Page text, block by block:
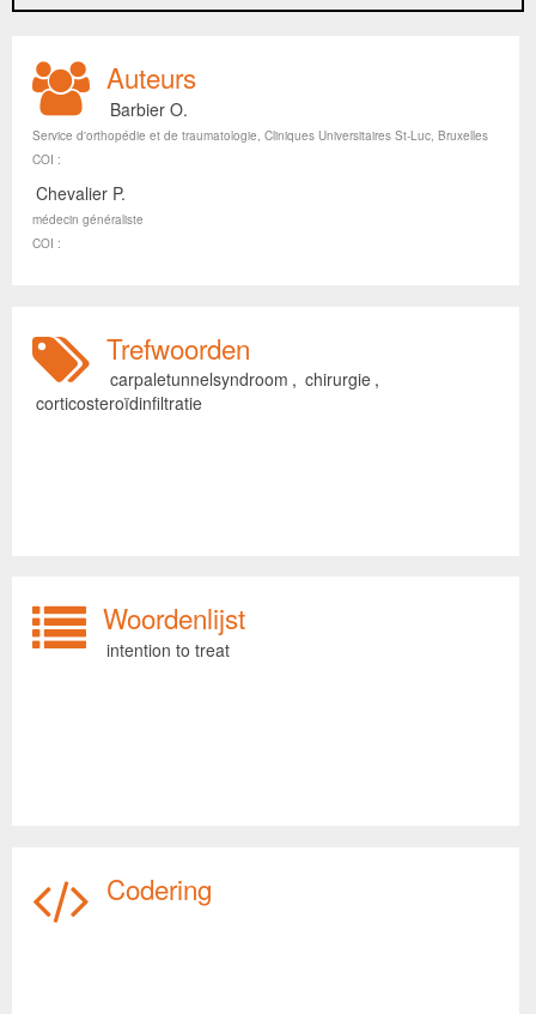
Auteurs
Barbier O.
Service d'orthopédie et de traumatologie, Cliniques Universitaires St-Luc, Bruxelles
COI :
Chevalier P.
médecin généraliste
COI :
Trefwoorden
carpaletunnelsyndroom , chirurgie ,
corticosteroïdinfiltratie
Woordenlijst
intention to treat
Codering